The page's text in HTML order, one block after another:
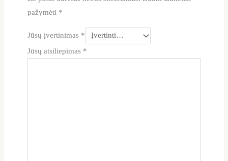
pažymėti *
Jūsų įvertinimas *
Jūsų atsiliepimas *